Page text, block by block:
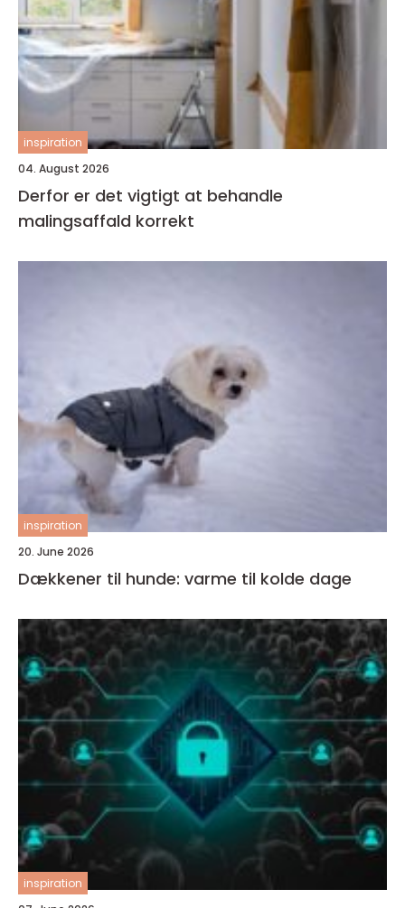
inspiration
04. August 2026
Derfor er det vigtigt at behandle
malingsaffald korrekt
inspiration
20. June 2026
Dækkener til hunde: varme til kolde dage
inspiration